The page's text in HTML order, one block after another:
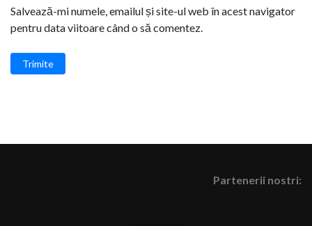
Salvează-mi numele, emailul și site-ul web în acest navigator
pentru data viitoare când o să comentez.
Trimite
Partenerii nostri: